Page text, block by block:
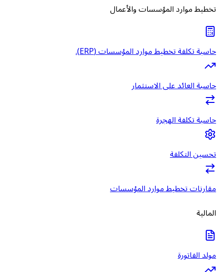
تخطيط موارد المؤسسات والأعمال
حاسبة تكلفة تخطيط موارد المؤسسات (ERP).
حاسبة العائد على الاستثمار
حاسبة تكلفة الهجرة
تحسين التكلفة
مقارنات تخطيط موارد المؤسسات
المالية
مولد الفاتورة